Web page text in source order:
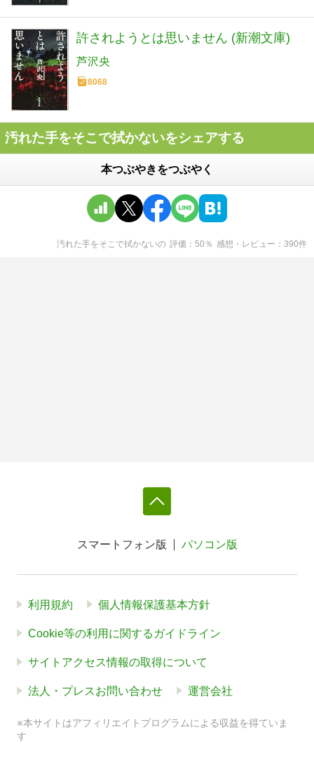
許されようとは思いません (新潮文庫)
芦沢央
8068
汚れた手をそこで拭かないをシェアする
本つぶやきをつぶやく
汚れた手をそこで拭かないの 評価 50 ％ 感想・レビュー 390件
スマートフォン版 パソコン版
利用規約 個人情報保護基本方針
Cookie等の利用に関するガイドライン
サイトアクセス情報の取得について
法人・プレスお問い合わせ 運営会社
※本サイトはアフィリエイトプログラムによる収益を得ていま
す